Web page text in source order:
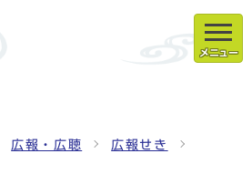
メニュー
広報・広聴 広報せき